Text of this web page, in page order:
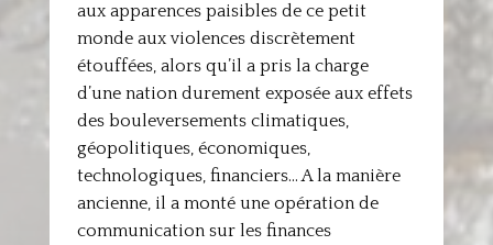
aux apparences paisibles de ce petit
monde aux violences discrètement
étouffées, alors qu’il a pris la charge
d’une nation durement exposée aux effets
des bouleversements climatiques,
géopolitiques, économiques,
technologiques, financiers… A la manière
ancienne, il a monté une opération de
communication sur les finances